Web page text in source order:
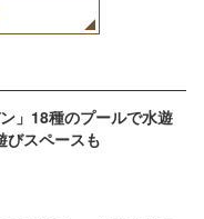
」18種のプールで水遊
びスペースも